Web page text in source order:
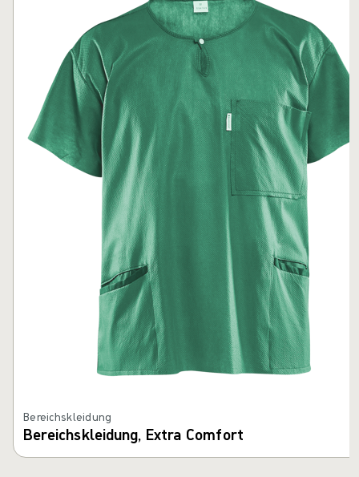
Bereichskleidung
Bereichskleidung, Extra Comfort